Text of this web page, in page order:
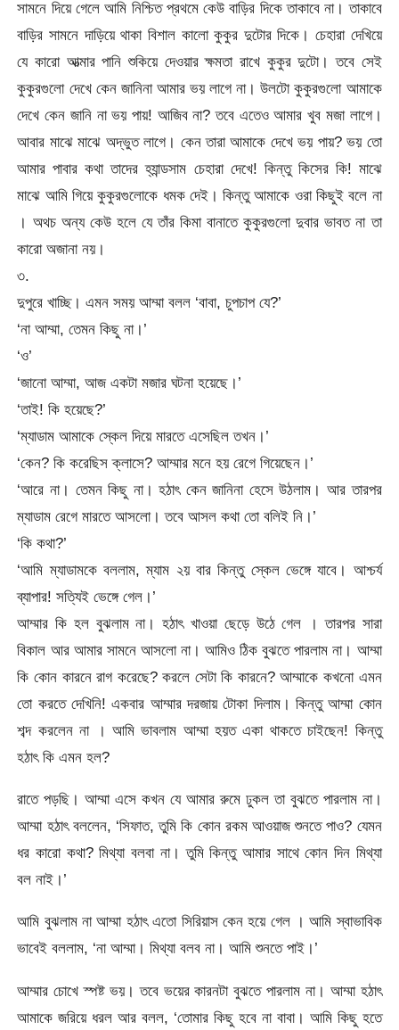
সামনে দিয়ে গেলে আমি নিশ্চিত প্রথমে কেউ বাড়ির দিকে তাকাবে না। তাকাবে
বাড়ির সামনে দাড়িয়ে থাকা বিশাল কালো কুকুর দুটোর দিকে। চেহারা দেখিয়ে
যে কারো আত্মার পানি শুকিয়ে দেওয়ার ক্ষমতা রাখে কুকুর দুটো। তবে সেই
কুকুরগুলো দেখে কেন জানিনা আমার ভয় লাগে না। উলটো কুকুরগুলো আমাকে
দেখে কেন জানি না ভয় পায়! আজিব না? তবে এতেও আমার খুব মজা লাগে।
আবার মাঝে মাঝে অদ্ভুত লাগে। কেন তারা আমাকে দেখে ভয় পায়? ভয় তো
আমার পাবার কথা তাদের হ্যান্ডসাম চেহারা দেখে! কিন্তু কিসের কি! মাঝে
মাঝে আমি গিয়ে কুকুরগুলোকে ধমক দেই। কিন্তু আমাকে ওরা কিছুই বলে না
। অথচ অন্য কেউ হলে যে তাঁর কিমা বানাতে কুকুরগুলো দুবার ভাবত না তা
কারো অজানা নয়।
৩.
দুপুরে খাচ্ছি। এমন সময় আম্মা বলল ‘বাবা, চুপচাপ যে?’
‘না আম্মা, তেমন কিছু না।’
‘ও’
‘জানো আম্মা, আজ একটা মজার ঘটনা হয়েছে।’
‘তাই! কি হয়েছে?’
‘ম্যাডাম আমাকে স্কেল দিয়ে মারতে এসেছিল তখন।’
‘কেন? কি করেছিস ক্লাসে? আম্মার মনে হয় রেগে গিয়েছেন।’
‘আরে না। তেমন কিছু না। হঠাৎ কেন জানিনা হেসে উঠলাম। আর তারপর
ম্যাডাম রেগে মারতে আসলো। তবে আসল কথা তো বলিই নি।’
‘কি কথা?’
‘আমি ম্যাডামকে বললাম, ম্যাম ২য় বার কিন্তু স্কেল ভেঙ্গে যাবে। আশ্চর্য
ব্যাপার! সত্যিই ভেঙ্গে গেল।’
আম্মার কি হল বুঝলাম না। হঠাৎ খাওয়া ছেড়ে উঠে গেল । তারপর সারা
বিকাল আর আমার সামনে আসলো না। আমিও ঠিক বুঝতে পারলাম না। আম্মা
কি কোন কারনে রাগ করেছে? করলে সেটা কি কারনে? আম্মাকে কখনো এমন
তো করতে দেখিনি! একবার আম্মার দরজায় টোকা দিলাম। কিন্তু আম্মা কোন
শব্দ করলেন না । আমি ভাবলাম আম্মা হয়ত একা থাকতে চাইছেন! কিন্তু
হঠাৎ কি এমন হল?
রাতে পড়ছি। আম্মা এসে কখন যে আমার রুমে ঢুকল তা বুঝতে পারলাম না।
আম্মা হঠাৎ বললেন, ‘সিফাত, তুমি কি কোন রকম আওয়াজ শুনতে পাও? যেমন
ধর কারো কথা? মিথ্যা বলবা না। তুমি কিন্তু আমার সাথে কোন দিন মিথ্যা
বল নাই।’
আমি বুঝলাম না আম্মা হঠাৎ এতো সিরিয়াস কেন হয়ে গেল । আমি স্বাভাবিক
ভাবেই বললাম, ‘না আম্মা। মিথ্যা বলব না। আমি শুনতে পাই।’
আম্মার চোখে স্পষ্ট ভয়। তবে ভয়ের কারনটা বুঝতে পারলাম না। আম্মা হঠাৎ
আমাকে জরিয়ে ধরল আর বলল, ‘তোমার কিছু হবে না বাবা। আমি কিছু হতে